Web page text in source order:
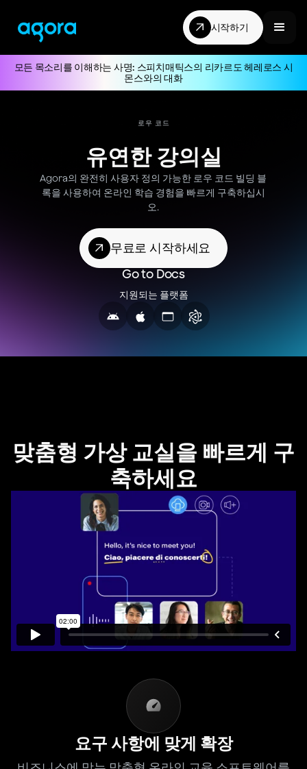
시작하기
모든 목소리를 이해하는 사명: 스피치매틱스의 리카르도 헤레로스 시
몬스와의 대화
로우 코드
유연한 강의실
Agora의 완전히 사용자 정의 가능한 로우 코드 빌딩 블
록을 사용하여 온라인 학습 경험을 빠르게 구축하십시
오.
무료로 시작하세요
Go to Docs
지원되는 플랫폼
맞춤형 가상 교실을 빠르게 구
축하세요
요구 사항에 맞게 확장